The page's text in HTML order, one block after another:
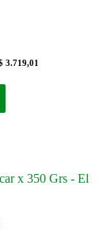
3.719,01